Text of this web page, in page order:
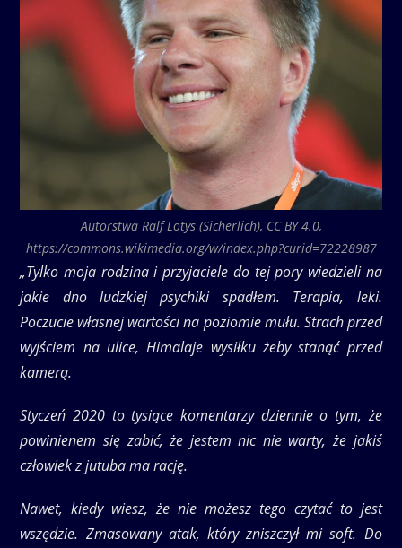
Autorstwa Ralf Lotys (Sicherlich), CC BY 4.0,
https://commons.wikimedia.org/w/index.php?curid=72228987
„Tylko moja rodzina i przyjaciele do tej pory wiedzieli na
jakie dno ludzkiej psychiki spadłem. Terapia, leki.
Poczucie własnej wartości na poziomie mułu. Strach przed
wyjściem na ulice, Himalaje wysiłku żeby stanąć przed
kamerą.
Styczeń 2020 to tysiące komentarzy dziennie o tym, że
powinienem się zabić, że jestem nic nie warty, że jakiś
człowiek z jutuba ma rację.
Nawet, kiedy wiesz, że nie możesz tego czytać to jest
wszędzie. Zmasowany atak, który zniszczył mi soft. Do